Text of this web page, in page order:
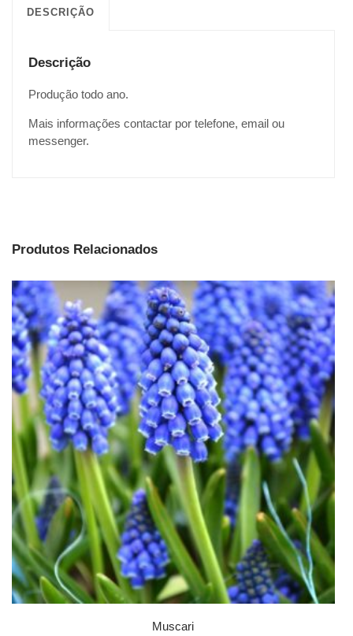
DESCRIÇÃO
Descrição
Produção todo ano.
Mais informações contactar por telefone, email ou
messenger.
Produtos Relacionados
Muscari